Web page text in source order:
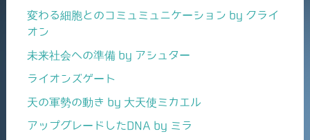
変わる細胞とのコミュミュニケーション by クライ
オン
未来社会への準備 by アシュター
ライオンズゲート
天の軍勢の動き by 大天使ミカエル
アップグレードしたDNA by ミラ